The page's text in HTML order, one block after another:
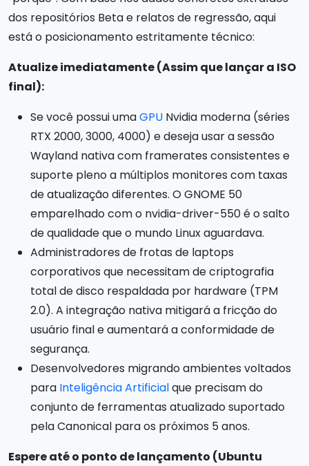
dos repositórios Beta e relatos de regressão, aqui
está o posicionamento estritamente técnico:
Atualize imediatamente (Assim que lançar a ISO
final):
Se você possui umaGPU Nvidia moderna (séries
RTX 2000, 3000, 4000) e deseja usar a sessão
Wayland nativa com framerates consistentes e
suporte pleno a múltiplos monitores com taxas
de atualização diferentes. O GNOME 50
emparelhado com o nvidia-driver-550 é o salto
de qualidade que o mundo Linux aguardava.
Administradores de frotas de laptops
corporativos que necessitam de criptografia
total de disco respaldada por hardware (TPM
2.0). A integração nativa mitigará a fricção do
usuário final e aumentará a conformidade de
segurança.
Desenvolvedores migrando ambientes voltados
para Inteligência Artificialque precisam do
conjunto de ferramentas atualizado suportado
pela Canonical para os próximos 5 anos.
Espere até o ponto de lançamento (Ubuntu